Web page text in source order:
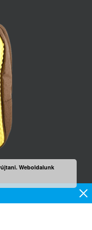
×
Weboldalunk